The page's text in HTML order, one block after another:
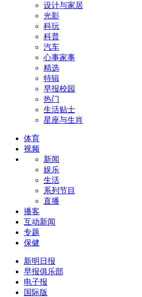
设计与家居
光影
科玩
科普
汽车
心事家事
精选
特辑
早报校园
热门
生活贴士
星座与生肖
体育
视频
新闻
娱乐
生活
系列节目
直播
播客
互动新闻
专题
保健
新明日报
早报俱乐部
电子报
国际版